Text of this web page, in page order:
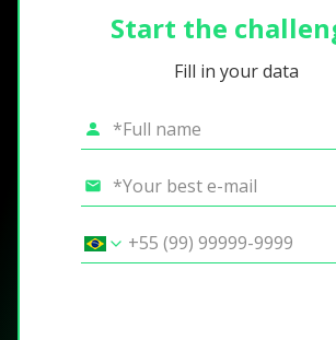
Start the
Fill in your data